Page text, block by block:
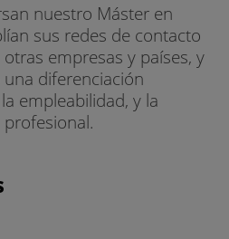
nuestro Máster en
sus redes de contacto
empresas y países, y
diferenciación
empleabilidad, y la